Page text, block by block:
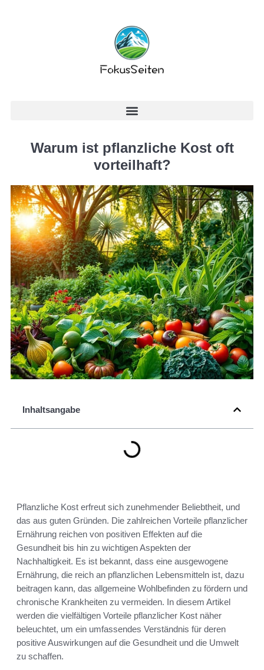
Warum ist pflanzliche Kost oft
vorteilhaft?
Inhaltsangabe
Pflanzliche Kost erfreut sich zunehmender Beliebtheit, und
das aus guten Gründen. Die zahlreichen Vorteile pflanzlicher
Ernährung reichen von positiven Effekten auf die
Gesundheit bis hin zu wichtigen Aspekten der
Nachhaltigkeit. Es ist bekannt, dass eine ausgewogene
Ernährung, die reich an pflanzlichen Lebensmitteln ist, dazu
beitragen kann, das allgemeine Wohlbefinden zu fördern und
chronische Krankheiten zu vermeiden. In diesem Artikel
werden die vielfältigen Vorteile pflanzlicher Kost näher
beleuchtet, um ein umfassendes Verständnis für deren
positive Auswirkungen auf die Gesundheit und die Umwelt
zu schaffen.